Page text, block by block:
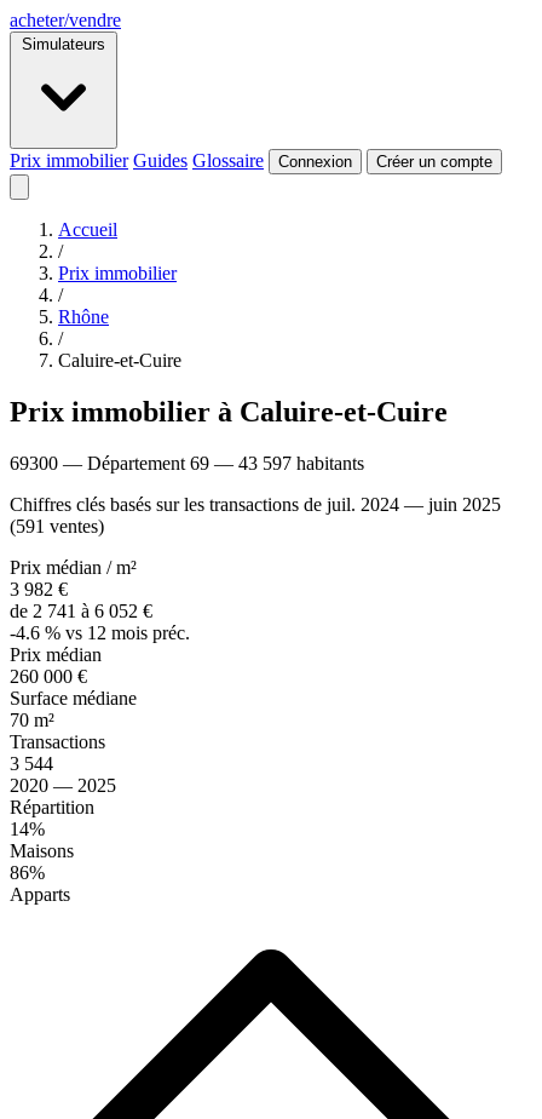
acheter/vendre
Simulateurs
Prix immobilier Guides Glossaire Connexion Créer un compte
Accueil
/
Prix immobilier
/
Rhône
/
Caluire-et-Cuire
Prix immobilier à Caluire-et-Cuire
69300 — Département 69 — 43 597 habitants
Chiffres clés basés sur les transactions de juil. 2024 — juin 2025
(591 ventes)
Prix médian / m²
3 982 €
de 2 741 à 6 052 €
-4.6 % vs 12 mois préc.
Prix médian
260 000 €
Surface médiane
70 m²
Transactions
3 544
2020 — 2025
Répartition
14%
Maisons
86%
Apparts